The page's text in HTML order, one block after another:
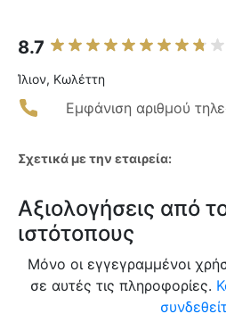
8.7
Ίλιον, Κωλέττη
Εμφάνιση αριθμού
Σχετικά με την εταιρεία:
Αξιολογήσεις από
ιστότοπους
Μόνο οι εγγεγραμμένοι
σε αυτές τις πληροφορίες.